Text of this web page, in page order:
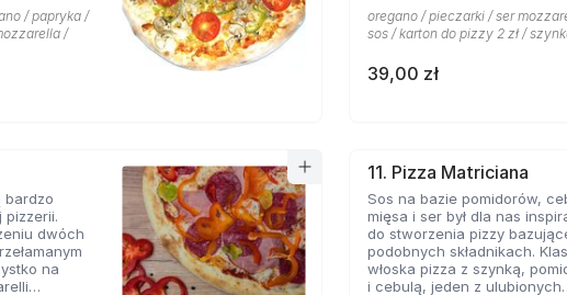
/ papryka /
/
oregano / pieczarki / ser
sos / karton do pizzy 2 zł /
39,00 zł
bardzo
pizzerii.
dwóch
na
11. Pizza Matriciana
Sos na bazie pomidorów,
mięsa i ser był dla nas
do stworzenia pizzy
podobnych składnikach.
włoska pizza z szynką,
i cebulą, jeden z ulubionych